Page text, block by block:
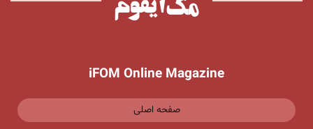
iFOM Online Magazine
صفحه اصلی